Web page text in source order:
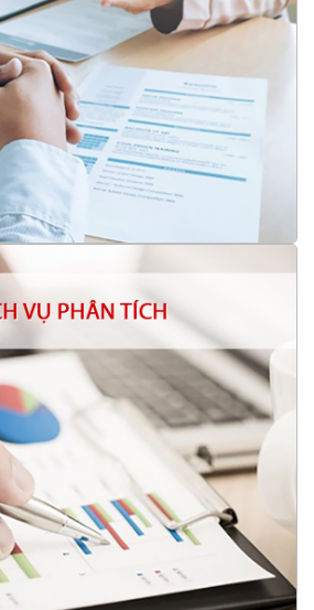
hàng ngày
tích theo yêu cầu
nối doanh nghiệp